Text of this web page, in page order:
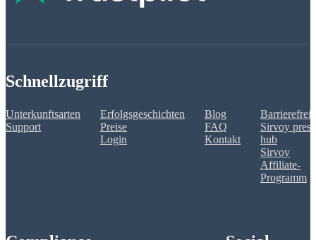
Schnellzugriff
Unterkunftsarten
Support
Erfolgsgeschichten
Preise
Login
Blog
FAQ
Kontakt
Sirvoy press
hub
Sirvoy
Affiliate-
Programm